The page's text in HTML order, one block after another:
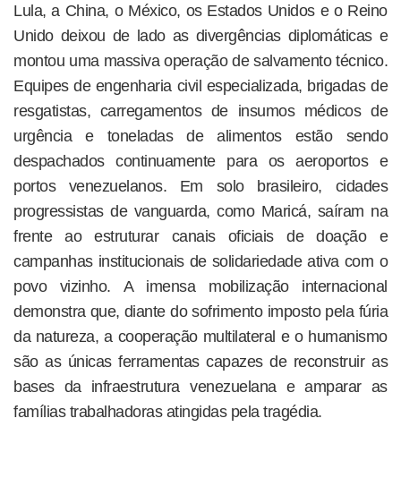
Lula, a China, o México, os Estados Unidos e o Reino
Unido deixou de lado as divergências diplomáticas e
montou uma massiva operação de salvamento técnico.
Equipes de engenharia civil especializada, brigadas de
resgatistas, carregamentos de insumos médicos de
urgência e toneladas de alimentos estão sendo
despachados continuamente para os aeroportos e
portos venezuelanos. Em solo brasileiro, cidades
progressistas de vanguarda, como Maricá, saíram na
frente ao estruturar canais oficiais de doação e
campanhas institucionais de solidariedade ativa com o
povo vizinho. A imensa mobilização internacional
demonstra que, diante do sofrimento imposto pela fúria
da natureza, a cooperação multilateral e o humanismo
são as únicas ferramentas capazes de reconstruir as
bases da infraestrutura venezuelana e amparar as
famílias trabalhadoras atingidas pela tragédia.